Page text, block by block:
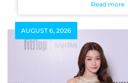
Read more
AUGUST 6, 2026